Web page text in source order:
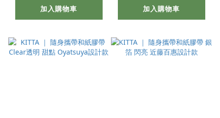
加入購物車 加入購物車